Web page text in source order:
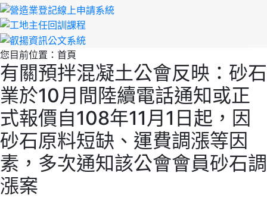
您目前位置： 首頁
有關預拌混凝土公會反映：砂石
業於10月間陸續電話通知或正
式報價自108年11月1日起，因
砂石原料短缺、運費調漲等因
素，多次通知該公會會員砂石調
漲案